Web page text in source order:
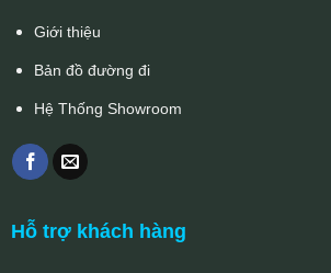
Giới thiệu
Bản đồ đường đi
Hệ Thống Showroom
Hỗ trợ khách hàng